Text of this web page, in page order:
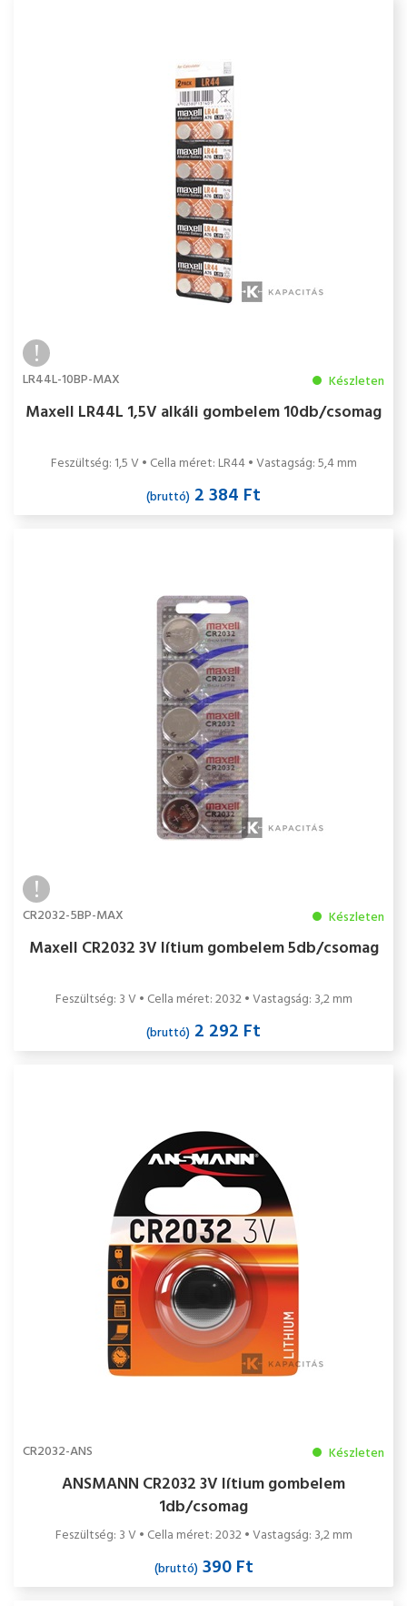
LR44L-10BP-MAX Készleten
Maxell LR44L 1,5V alkáli gombelem 10db/csomag
Feszültség: 1,5 V • Cella méret: LR44 • Vastagság: 5,4 mm
(bruttó) 2 384 Ft
CR2032-5BP-MAX Készleten
Maxell CR2032 3V lítium gombelem 5db/csomag
Feszültség: 3 V • Cella méret: 2032 • Vastagság: 3,2 mm
(bruttó) 2 292 Ft
CR2032-ANS Készleten
ANSMANN CR2032 3V lítium gombelem
1db/csomag
Feszültség: 3 V • Cella méret: 2032 • Vastagság: 3,2 mm
(bruttó)390 Ft